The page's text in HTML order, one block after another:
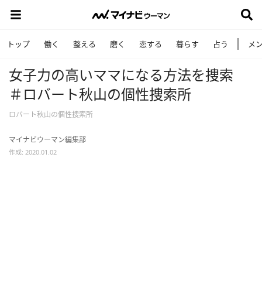
トップ 働く 整える 磨く 恋する 暮らす 占う メ
女子力の高いママになる方法を捜索
＃ロバート秋山の個性捜索所
ロバート秋山の個性捜索所
マイナビウーマン編集部
作成: 2020.01.02